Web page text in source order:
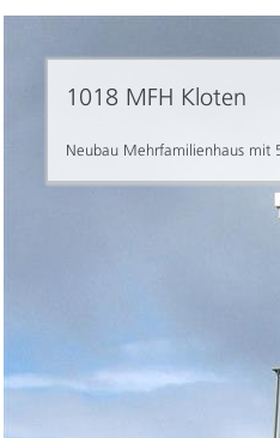
1018 MFH Kloten
Neubau Mehrfamilienhaus mit